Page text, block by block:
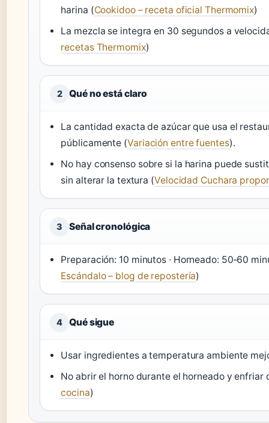
harina (Cookidoo – receta oficial Thermomix)
La mezcla se integra en 30 segundos a
recetas Thermomix)
2 Qué no está claro
La cantidad exacta de azúcar que usa el
públicamente (Variación entre fuentes).
No hay consenso sobre si la harina puede
sin alterar la textura (Velocidad Cuchara
3 Señal cronológica
Preparación: 10 minutos · Horneado: 50‑60
Escándalo – blog de repostería)
4 Qué sigue
Usar ingredientes a temperatura ambiente
No abrir el horno durante el horneado y
cocina)